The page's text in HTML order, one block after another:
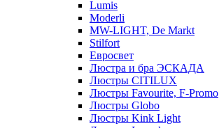
Lumis
Moderli
MW-LIGHT, De Markt
Stilfort
Евросвет
Люстра и бра ЭСКАДА
Люстры CITILUX
Люстры Favourite, F-Promo
Люстры Globo
Люстры Kink Light